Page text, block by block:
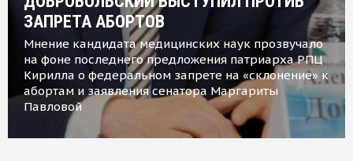
ЗАПРЕТА АБОРТОВ
Мнение кандидата медицинских наук прозвучало
на фоне последнего предложения патриарха РПЦ
Кирилла о федеральном запрете на «склонение» к
абортам и заявления сенатора Маргариты
Павловой